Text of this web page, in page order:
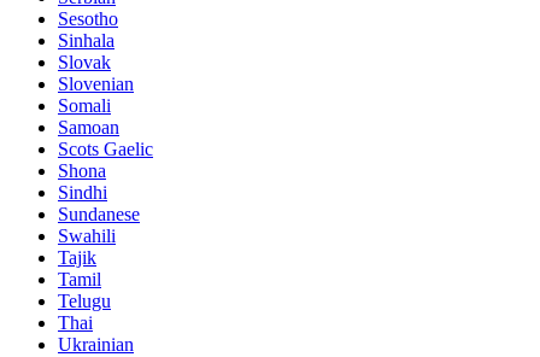
Sesotho
Sinhala
Slovak
Slovenian
Somali
Samoan
Scots Gaelic
Shona
Sindhi
Sundanese
Swahili
Tajik
Tamil
Telugu
Thai
Ukrainian